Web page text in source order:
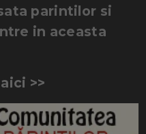
parintilor si
in aceasta
>>